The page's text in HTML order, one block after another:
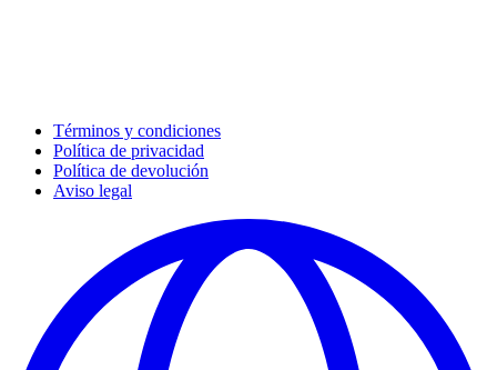
Términos y condiciones
Política de privacidad
Política de devolución
Aviso legal